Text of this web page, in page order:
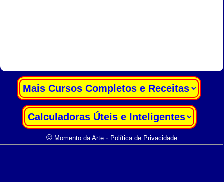
© Momento da Arte- Política de Privacidade